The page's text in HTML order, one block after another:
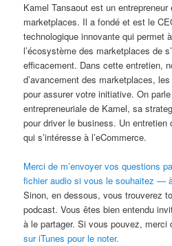
Kamel Tansaout est un
marketplaces. Il a fondé et est le
technologique innovante qui permet
l’écosystème des marketplaces de
efficacement. Dans cette entretien,
d’avancement des marketplaces,
pour assurer votre initiative. On
entrepreneuriale de Kamel, sa
pour driver le business. Un entretien
qui s’intéresse à l’eCommerce.
Merci de m’envoyer vos questions
fichier audio si vous le souhaitez —
Sinon, en dessous, vous trouverez
podcast. Vous êtes bien entendu
à le partager. Si vous pouvez, merci
sur iTunes pour le noter.